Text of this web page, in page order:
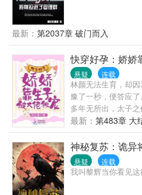
最新： 第2037章 破门而入
快穿好孕：娇娇
悬疑 连载
林颜无法生育，却
豫了一秒，便答应
多年无所出，太子
女，所有人都等着看
最新： 第483章 大
神秘复苏：诡异
悬疑 连载
我叫黎辉当你看见